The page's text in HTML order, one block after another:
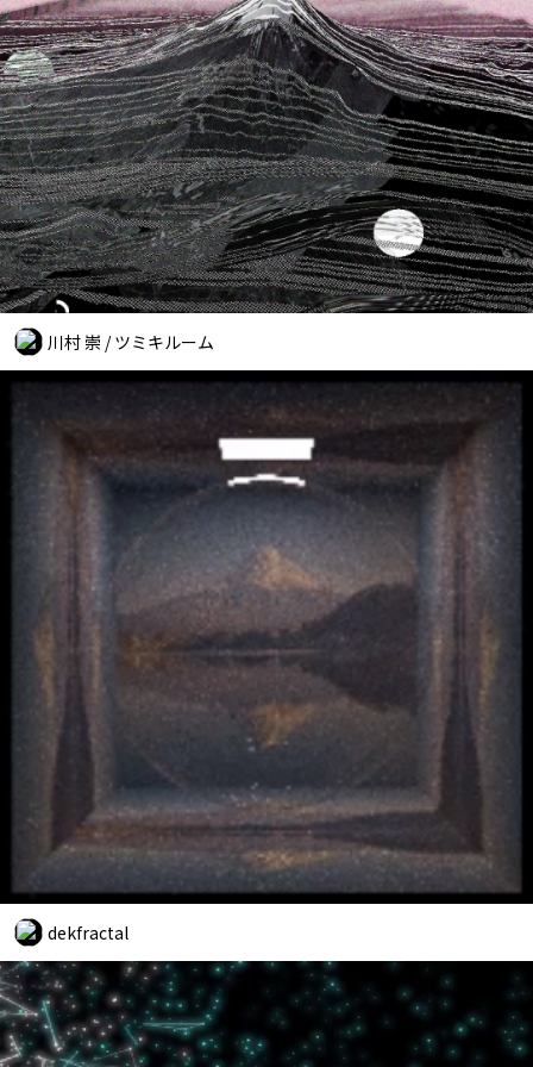
川村 崇 / ツミキルーム
dekfractal